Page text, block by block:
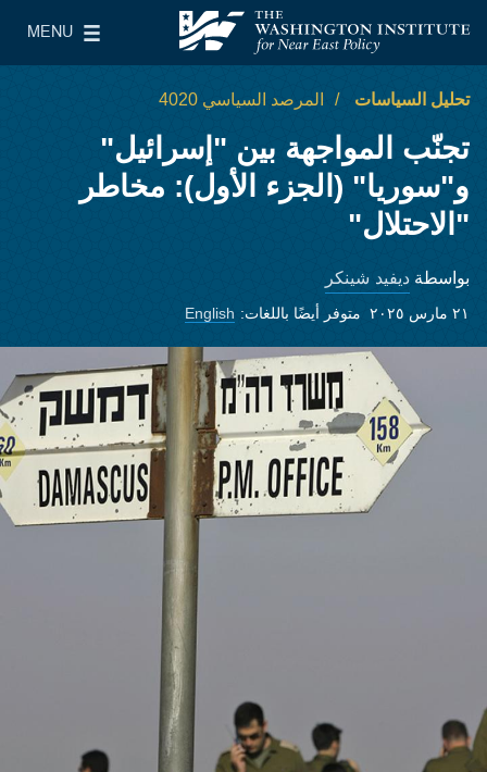
معهد واشنطن لسياسات الشرق الأدنى
MENU
Main Menu
تحليل السياسات المرصد السياسي 4020
تجنّب المواجهة بين "إسرائيل"
و"سوريا" (الجزء الأول): مخاطر
"الاحتلال"
بواسطة ديفيد شينكر
٢١ مارس ٢٠٢٥ متوفر أيضًا باللغات: English